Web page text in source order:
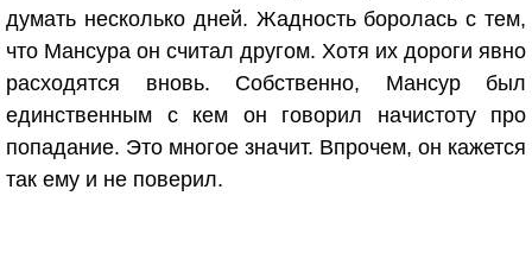
думать несколько дней. Жадность боролась с тем,
что Мансура он считал другом. Хотя их дороги явно
расходятся вновь. Собственно, Мансур был
единственным с кем он говорил начистоту про
попадание. Это многое значит. Впрочем, он кажется
так ему и не поверил.